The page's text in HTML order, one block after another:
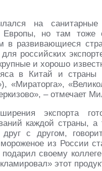
на
Европы, но там тоже
в развивающиеся
российских
и хорошо
в Китай и страны
«Мираторга»,
– отмечает
экспорта
каждой страны,
с другом,
из России
своему
этот